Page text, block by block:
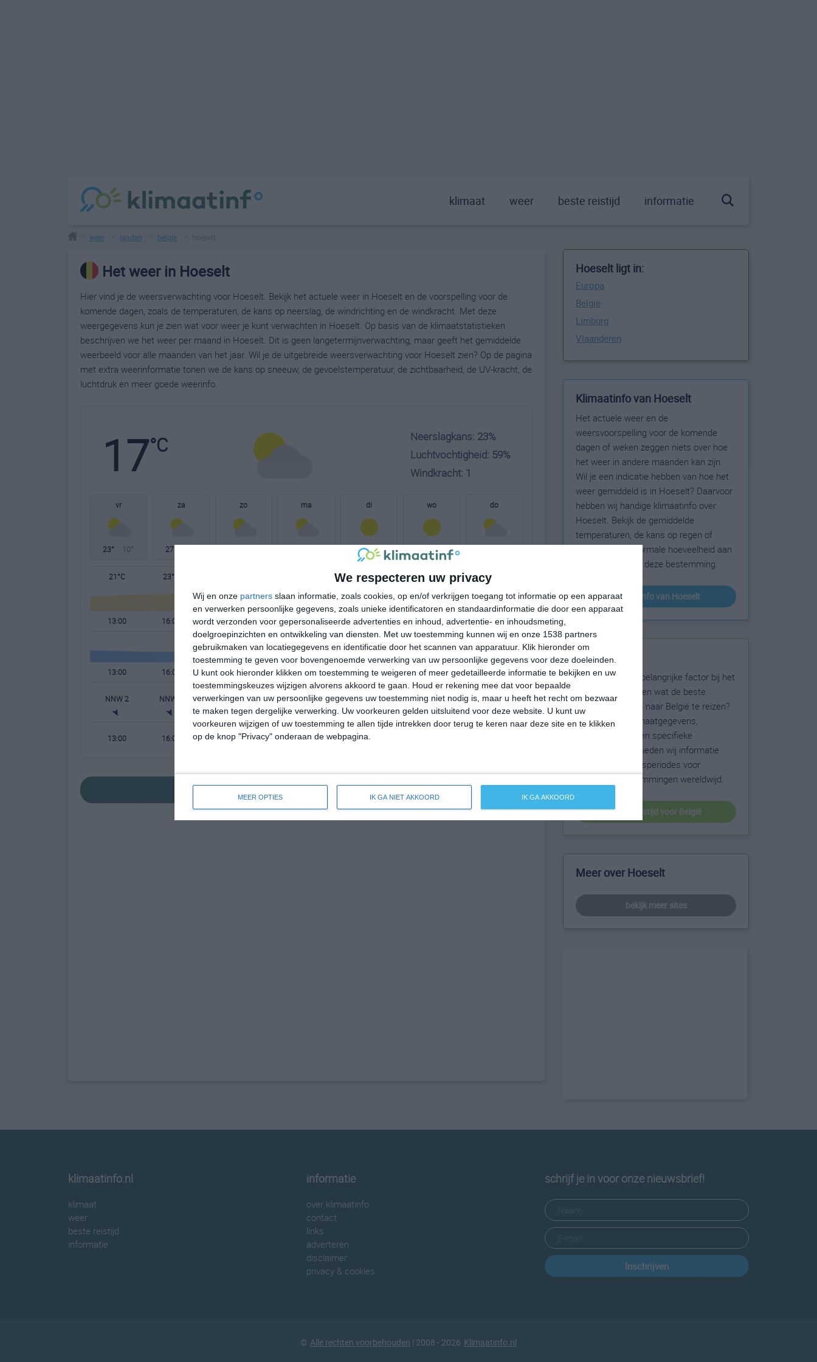
We respecteren uw privacy
Wij en onze partners slaan informatie, zoals cookies, op en/of verkrijgen toegang tot informatie op een apparaat
en verwerken persoonlijke gegevens, zoals unieke identificatoren en standaardinformatie die door een apparaat
wordt verzonden voor gepersonaliseerde advertenties en inhoud, advertentie- en inhoudsmeting,
doelgroepinzichten en ontwikkeling van diensten.
Met uw toestemming kunnen wij en onze 1538 partners
gebruikmaken van locatiegegevens en identificatie door het scannen van apparatuur. Klik hieronder om
toestemming te geven voor bovengenoemde verwerking van uw persoonlijke gegevens voor deze doeleinden.
U kunt ook hieronder klikken om toestemming te weigeren of meer gedetailleerde informatie te bekijken en uw
toestemmingskeuzes wijzigen alvorens akkoord te gaan.
Houd er rekening mee dat voor bepaalde
verwerkingen van uw persoonlijke gegevens uw toestemming niet nodig is, maar u heeft het recht om bezwaar
te maken tegen dergelijke verwerking. Uw voorkeuren gelden uitsluitend voor deze website. U kunt uw
voorkeuren wijzigen of uw toestemming te allen tijde intrekken door terug te keren naar deze site en te klikken
op de knop "Privacy" onderaan de webpagina.
MEER OPTIES IK GA NIET AKKOORD IK GA AKKOORD
klimaat weer beste reistijd informatie
weer landen belgië
Het weer in Hoeselt
Hier vind je de weersverwachting voor Hoeselt. Bekijk het actuele weer in Hoeselt en de voorspelling voor de
komende dagen, zoals de temperaturen, de kans op neerslag, de windrichting en de windkracht. Met deze
weergegevens kun je zien wat voor weer je kunt verwachten in Hoeselt. Op basis van de klimaatstatistieken
beschrijven we het weer per maand in Hoeselt. Dit is geen langetermijnverwachting, maar geeft het gemiddelde
weerbeeld voor alle maanden van het jaar. Wil je de uitgebreide weersverwachting voor Hoeselt zien? Op de pagina
met extra weerinformatie tonen we de kans op sneeuw, de gevoelstemperatuur, de zichtbaarheid, de UV-kracht, de
luchtdruk en meer goede weerinfo.
17°C
Neerslagkans: 23%
Luchtvochtigheid: 59%
Windkracht: 1
vr
23° 10°
za
27°
zo ma di
25° 13°
wo
13°
do
21°C 23°C 14°C 12°C 11°C 19°C
13:00 16:00 19:00 22:00 01:00 04:00 07:00 10:00
13:00 16:00 19:00 22:00 01:00 04:00 07:00 10:00
NNW 2 NNW 2 NNO 2 NO 1 O 1 O 1 OZO 1 ONO 2
13:00 16:00 19:00 22:00 01:00
bekijk de uitgebreide weersverwachting voor Hoeselt
Hoeselt ligt in:
Europa
België
Limburg
Vlaanderen
Klimaatinfo van Hoeselt
Het actuele weer en de
weersvoorspelling voor de komende
dagen of weken zeggen niets over hoe
het weer in andere maanden kan zijn.
Wil je een indicatie hebben van hoe het
weer gemiddeld is in Hoeselt? Daarvoor
hebben wij handige klimaatinfo over
Hoeselt. Bekijk de gemiddelde
temperaturen, de kans op regen of
sneeuw en de normale hoeveelheid aan
zonneschijn voor deze bestemming.
klimaatinfo van Hoeselt
Beste reistijd
Het weer is een belangrijke factor bij het
reizen. Wil je weten wat de beste
maanden zijn om naar België te reizen?
Op basis van klimaatgegevens,
weersextremen en specifieke
weerinformatie bieden wij informatie
over de beste reisperiodes voor
duizenden bestemmingen wereldwijd.
beste reistijd voor België
Meer over Hoeselt
bekijk meer sites
klimaatinfo.nl
klimaat
weer
beste reistijd
informatie
informatie
over klimaatinfo
contact
links
adverteren
disclaimer
privacy & cookies
schrijf je in voor onze nieuwsbrief!
Inschrijven
© Alle rechten voorbehouden | 2008 - 2026 Klimaatinfo.nl